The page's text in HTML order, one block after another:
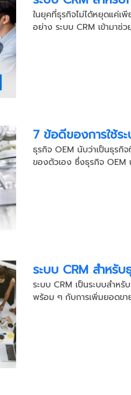
ในยุคที่ธุรกิจไม่ได้หยุดแค่เพี
อย่าง ระบบ CRM เข้ามาช่ว
7 ข้อดีของการใช้ร
ธุรกิจ OEM นับว่าเป็นธุรกิ
ของตัวเอง ซึ่งธุรกิจ OEM
ระบบ CRM สำหรั
ระบบ CRM เป็นระบบสำห
พร้อม ๆ กับการเพิ่มยอดขาย